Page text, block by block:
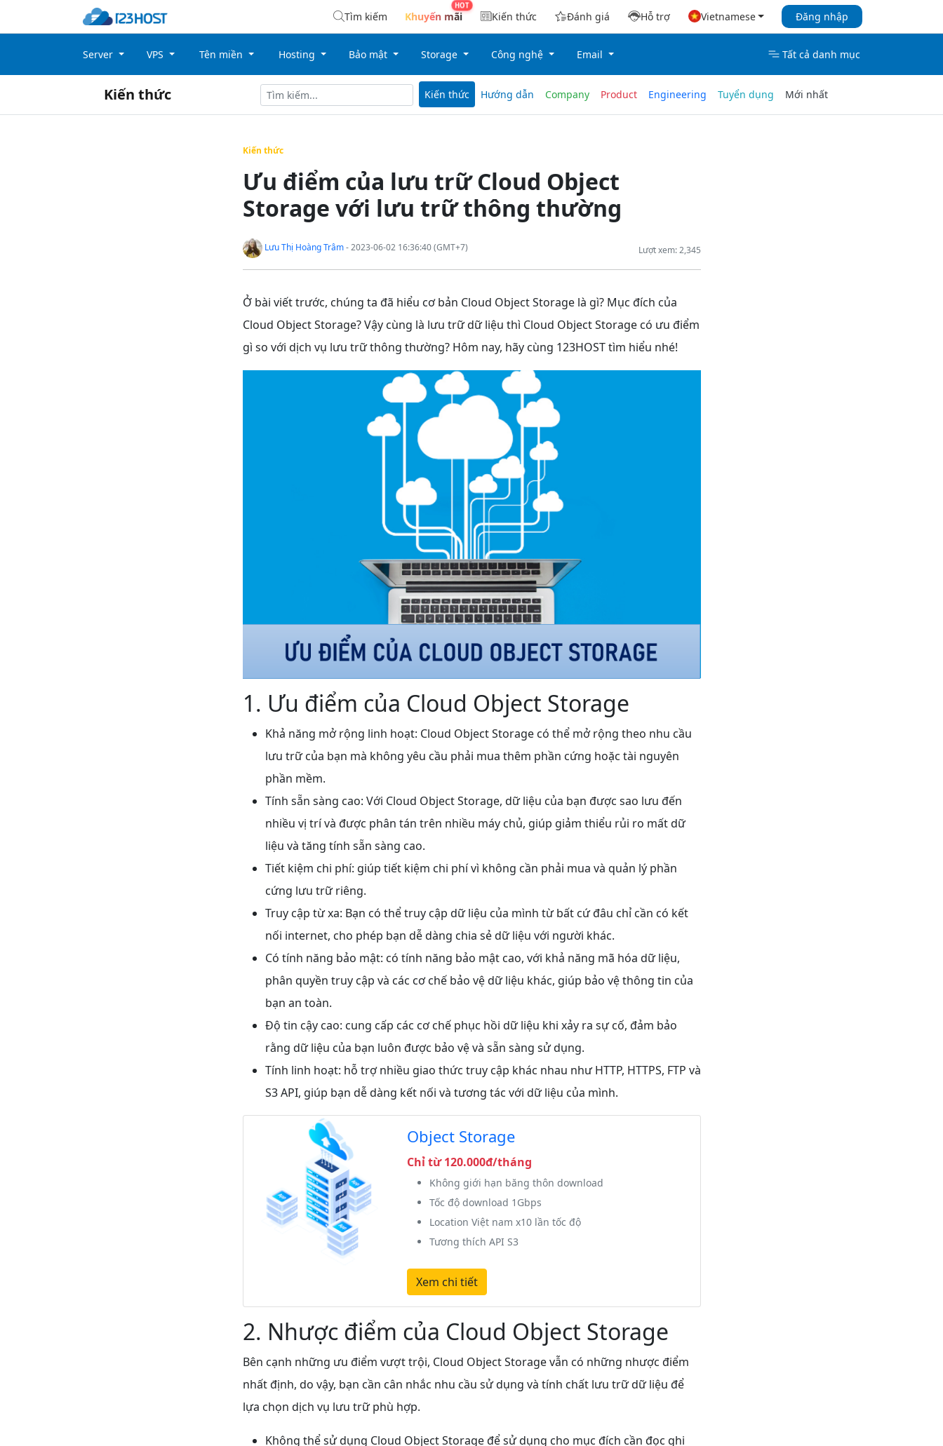
Tìm kiếm Khuyến mãi Kiến thức Đánh giá Hỗ trợ Vietnamese Đăng nhập
Server VPS Tên miền Hosting Bảo mật Storage Công nghệ Email Tất cả danh mục
Kiến thức Kiến thức Hướng dẫn Company Product Engineering Tuyển dụng Mới nhất
Kiến thức
Ưu điểm của lưu trữ Cloud Object
Storage với lưu trữ thông thường
Lượt xem: 2,345
Lưu Thị Hoàng Trâm- 2023-06-02 16:36:40 (GMT+7)
Ở bài viết trước, chúng ta đã hiểu cơ bản Cloud Object Storage là gì? Mục đích của
Cloud Object Storage? Vậy cùng là lưu trữ dữ liệu thì Cloud Object Storage có ưu điểm
gì so với dịch vụ lưu trữ thông thường? Hôm nay, hãy cùng 123HOST tìm hiểu nhé!
1. Ưu điểm của Cloud Object Storage
Khả năng mở rộng linh hoạt: Cloud Object Storage có thể mở rộng theo nhu cầu
lưu trữ của bạn mà không yêu cầu phải mua thêm phần cứng hoặc tài nguyên
phần mềm.
Tính sẵn sàng cao: Với Cloud Object Storage, dữ liệu của bạn được sao lưu đến
nhiều vị trí và được phân tán trên nhiều máy chủ, giúp giảm thiểu rủi ro mất dữ
liệu và tăng tính sẵn sàng cao.
Tiết kiệm chi phí: giúp tiết kiệm chi phí vì không cần phải mua và quản lý phần
cứng lưu trữ riêng.
Truy cập từ xa: Bạn có thể truy cập dữ liệu của mình từ bất cứ đâu chỉ cần có kết
nối internet, cho phép bạn dễ dàng chia sẻ dữ liệu với người khác.
Có tính năng bảo mật: có tính năng bảo mật cao, với khả năng mã hóa dữ liệu,
phân quyền truy cập và các cơ chế bảo vệ dữ liệu khác, giúp bảo vệ thông tin của
bạn an toàn.
Độ tin cậy cao: cung cấp các cơ chế phục hồi dữ liệu khi xảy ra sự cố, đảm bảo
rằng dữ liệu của bạn luôn được bảo vệ và sẵn sàng sử dụng.
Tính linh hoạt: hỗ trợ nhiều giao thức truy cập khác nhau như HTTP, HTTPS, FTP và
S3 API, giúp bạn dễ dàng kết nối và tương tác với dữ liệu của mình.
Object Storage
Chỉ từ 120.000đ/tháng
Không giới hạn băng thôn download
Tốc độ download 1Gbps
Location Việt nam x10 lần tốc độ
Tương thích API S3
Xem chi tiết
2. Nhược điểm của Cloud Object Storage
Bên cạnh những ưu điểm vượt trội, Cloud Object Storage vẫn có những nhược điểm
nhất định, do vậy, bạn cần cân nhắc nhu cầu sử dụng và tính chất lưu trữ dữ liệu để
lựa chọn dịch vụ lưu trữ phù hợp.
Không thể sử dụng Cloud Object Storage để sử dụng cho mục đích cần đọc ghi